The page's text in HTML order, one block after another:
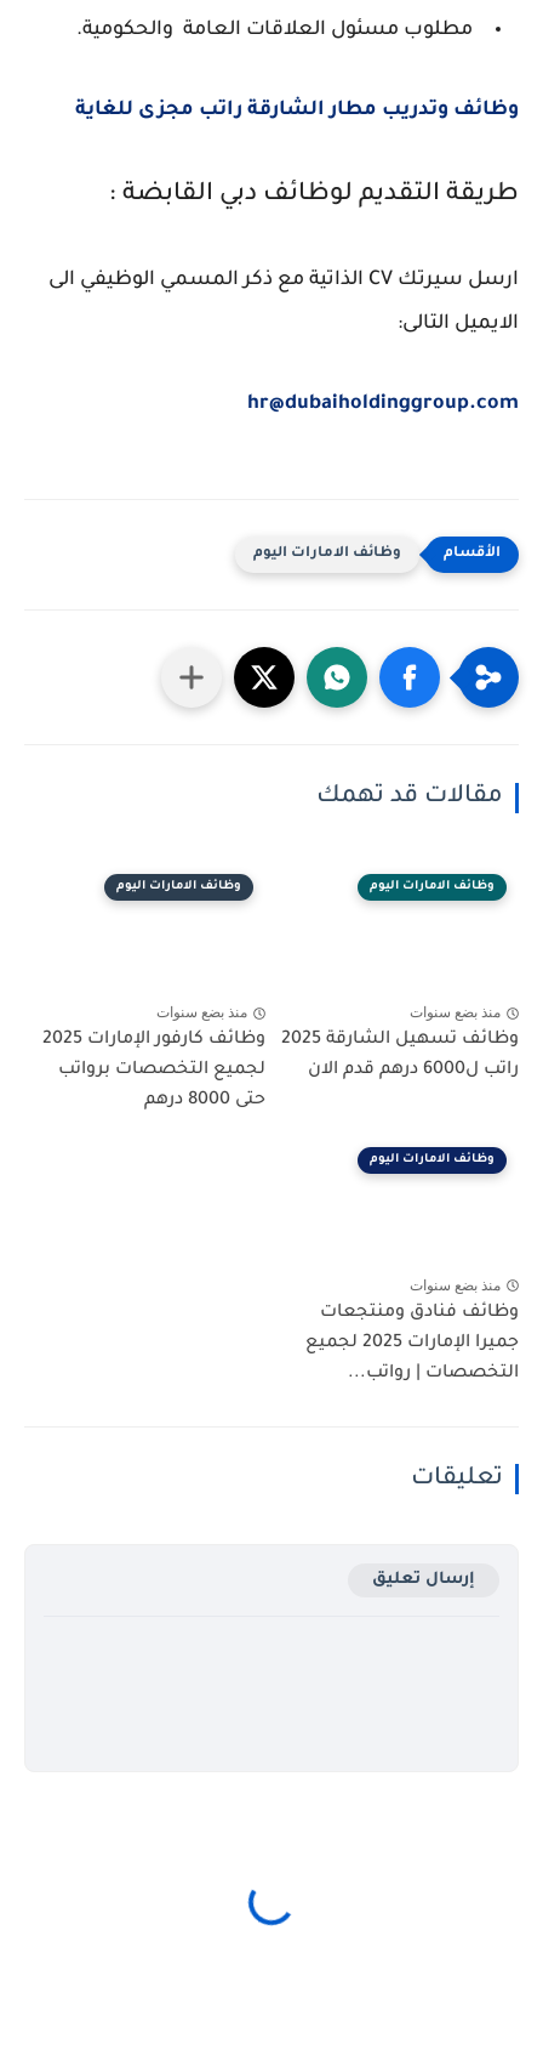
مطلوب مسئول العلاقات العامة والحكومية.
وظائف وتدريب مطار الشارقة راتب مجزى للغاية
طريقة التقديم لوظائف دبي القابضة :
ارسل سيرتك CV الذاتية مع ذكر المسمي الوظيفي الى
الايميل التالى:
hr@dubaiholdinggroup.com
وظائف الامارات اليوم
مقالات قد تهمك
وظائف الامارات اليوم
منذ بضع سنوات
وظائف تسهيل الشارقة 2025
راتب ل6000 درهم قدم الان
وظائف الامارات اليوم
منذ بضع سنوات
وظائف كارفور الإمارات 2025
لجميع التخصصات برواتب
حتى 8000 درهم
وظائف الامارات اليوم
منذ بضع سنوات
وظائف فنادق ومنتجعات
جميرا الإمارات 2025 لجميع
التخصصات | رواتب...
تعليقات
إرسال تعليق